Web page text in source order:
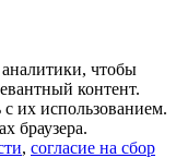
чтобы
контент.
их использованием.
браузера.
, согласие на сбор